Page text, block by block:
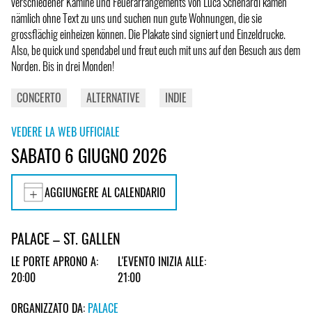
nämlich ohne Text zu uns und suchen nun gute Wohnungen, die sie
grossflächig einheizen können. Die Plakate sind signiert und Einzeldrucke.
Also, be quick und spendabel und freut euch mit uns auf den Besuch aus dem
Norden. Bis in drei Monden!
CONCERTO
ALTERNATIVE INDIE
VEDERE LA WEB UFFICIALE
SABATO 6 GIUGNO 2026
AGGIUNGERE AL CALENDARIO
PALACE – ST. GALLEN
LE PORTE APRONO A:
20:00
L'EVENTO INIZIA ALLE:
21:00
ORGANIZZATO DA: PALACE